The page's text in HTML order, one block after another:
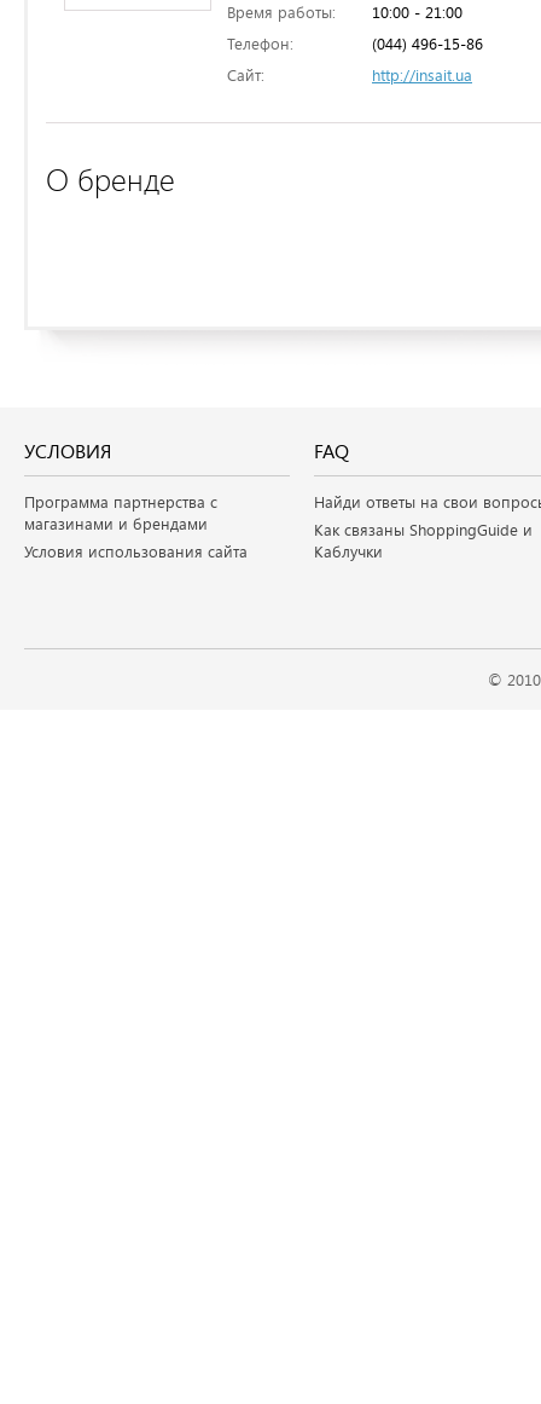
Время работы:
10:00 - 21:00
Телефон:
(044) 496-15-86
Сайт:
http://insait.ua
О бренде
УСЛОВИЯ
Программа партнерства с
магазинами и брендами
Условия использования сайта
FAQ
Найди ответы на свои
Как связаны ShoppingGuide и
Каблучки
©